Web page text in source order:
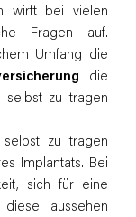
wirft bei vielen
Fragen auf.
Umfang die
die
selbst zu tragen
zu tragen
Implantats. Bei
sich für eine
aussehen